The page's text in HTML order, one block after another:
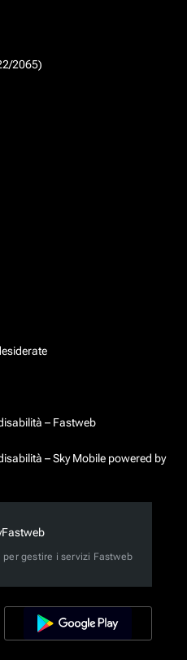
2065)
– Fastweb
– Sky Mobile powered by
gestire i servizi Fastweb